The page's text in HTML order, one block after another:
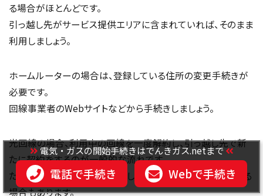
る場合がほとんどです。
引っ越し先がサービス提供エリアに含まれていれば、そのまま
利用しましょう。
ホームルーターの場合は、登録している住所の変更手続きが
必要です。
回線事業者のWebサイトなどから手続きしましょう。
光回線の場合、利用中の回線を一度解約し、引っ越し先で新
たに契約をするのが一般的な流れです。
ただし、回線によっては引っ越し用の手続きが用意されている
場合もあります。
電気・ガスの開始手続きはでんきガス.netまで
電話で手続き Webで手続き